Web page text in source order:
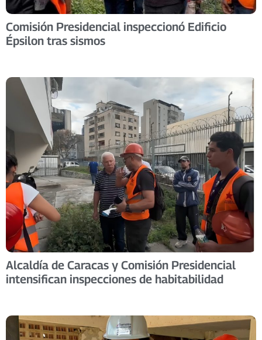
Comisión Presidencial inspeccionó Edificio
Épsilon tras sismos
Alcaldía de Caracas y Comisión Presidencial
intensifican inspecciones de habitabilidad